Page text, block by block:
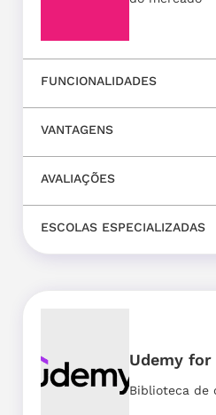
FUNCIONALIDADES
VANTAGENS
AVALIAÇÕES
ESCOLAS ESPECIALIZADAS
Udemy for
Biblioteca de